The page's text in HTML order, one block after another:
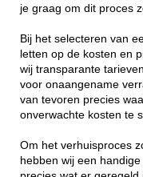
je graag om dit proces
Bij het selecteren van
letten op de kosten en
wij transparante
voor onaangename
van tevoren precies
onverwachte kosten te
Om het verhuisproces
hebben wij een